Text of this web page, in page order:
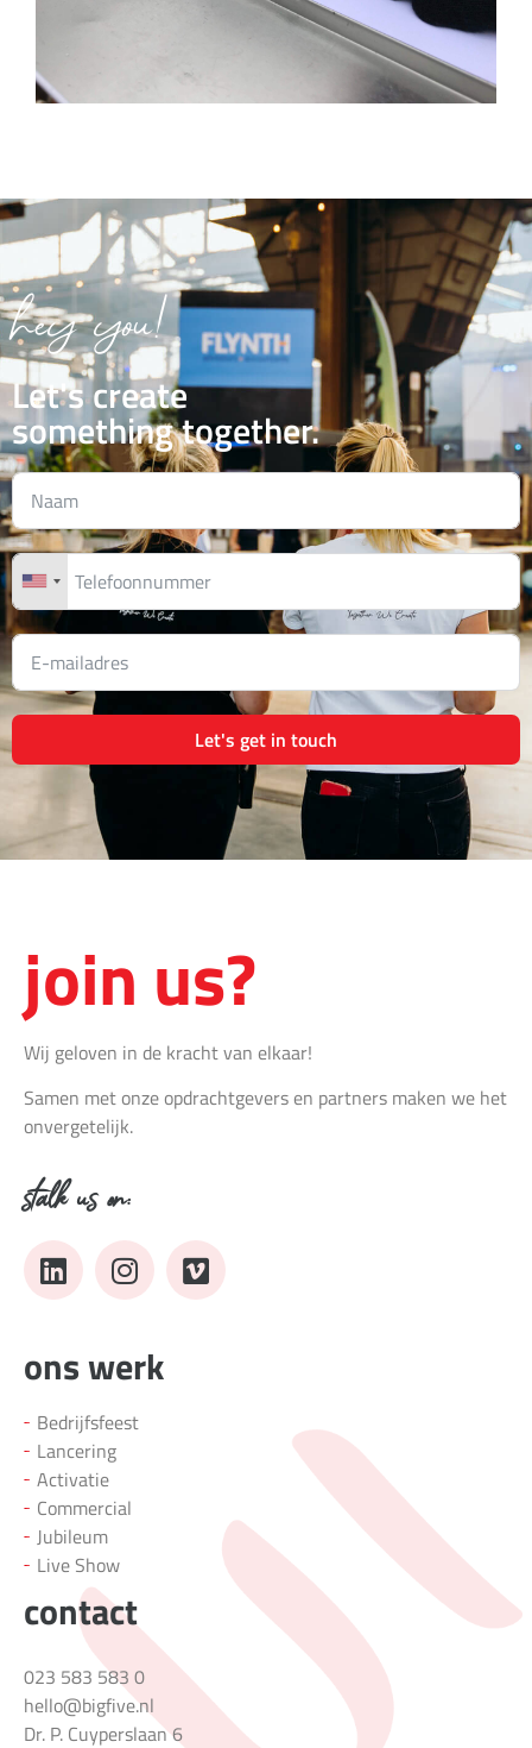
hey you!
Let's create
something together.
Let's get in touch
join us?
Wij geloven in de kracht van elkaar!
Samen met onze opdrachtgevers en partners maken we het
onvergetelijk.
stalk us on:
ons werk
Bedrijfsfeest
Lancering
Activatie
Commercial
Jubileum
Live Show
contact
023 583 583 0
hello@bigfive.nl
Dr. P. Cuyperslaan 6